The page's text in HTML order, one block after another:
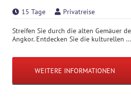
15 Tage Privatreise
Streifen Sie durch die alten Gemäuer
Angkor. Entdecken Sie die kulturellen ...
WEITERE INFORMATIONEN